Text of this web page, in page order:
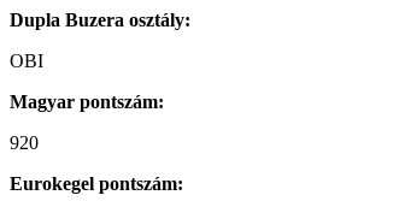
Dupla Buzera osztály:
OBI
Magyar pontszám:
920
Eurokegel pontszám: